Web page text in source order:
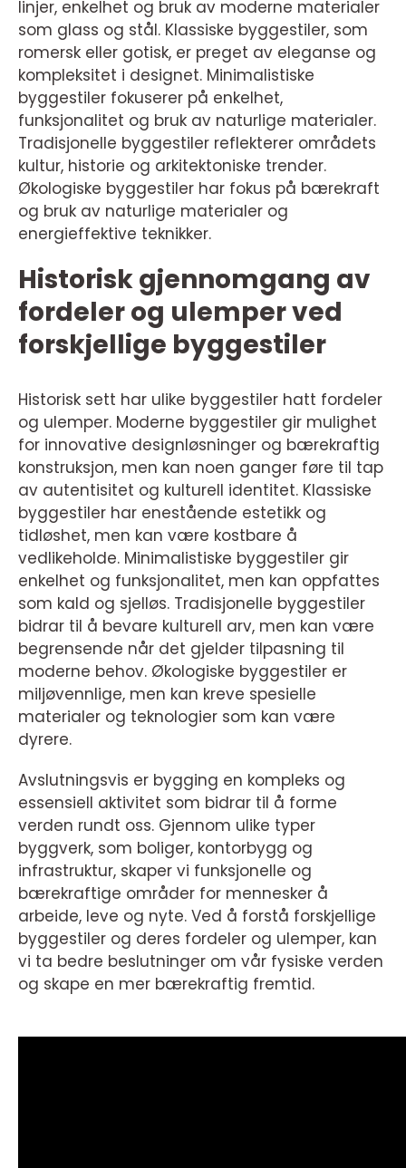
linjer, enkelhet og bruk av moderne materialer
som glass og stål. Klassiske byggestiler, som
romersk eller gotisk, er preget av eleganse og
kompleksitet i designet. Minimalistiske
byggestiler fokuserer på enkelhet,
funksjonalitet og bruk av naturlige materialer.
Tradisjonelle byggestiler reflekterer områdets
kultur, historie og arkitektoniske trender.
Økologiske byggestiler har fokus på bærekraft
og bruk av naturlige materialer og
energieffektive teknikker.
Historisk gjennomgang av
fordeler og ulemper ved
forskjellige byggestiler
Historisk sett har ulike byggestiler hatt fordeler
og ulemper. Moderne byggestiler gir mulighet
for innovative designløsninger og bærekraftig
konstruksjon, men kan noen ganger føre til tap
av autentisitet og kulturell identitet. Klassiske
byggestiler har enestående estetikk og
tidløshet, men kan være kostbare å
vedlikeholde. Minimalistiske byggestiler gir
enkelhet og funksjonalitet, men kan oppfattes
som kald og sjelløs. Tradisjonelle byggestiler
bidrar til å bevare kulturell arv, men kan være
begrensende når det gjelder tilpasning til
moderne behov. Økologiske byggestiler er
miljøvennlige, men kan kreve spesielle
materialer og teknologier som kan være
dyrere.
Avslutningsvis er bygging en kompleks og
essensiell aktivitet som bidrar til å forme
verden rundt oss. Gjennom ulike typer
byggverk, som boliger, kontorbygg og
infrastruktur, skaper vi funksjonelle og
bærekraftige områder for mennesker å
arbeide, leve og nyte. Ved å forstå forskjellige
byggestiler og deres fordeler og ulemper, kan
vi ta bedre beslutninger om vår fysiske verden
og skape en mer bærekraftig fremtid.